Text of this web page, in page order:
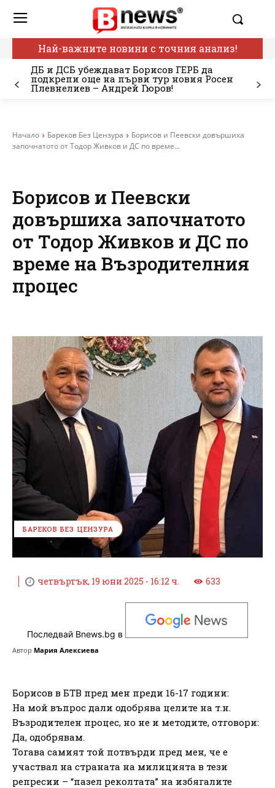
Най-важните новини с точния анализ!
ДБ и ДСБ убеждават Борисов ГЕРБ да
подкрепи още на първи тур новия Росен
Плевнелиев – Андрей Гюров!
Начало Бареков Без Цензура
Борисов и Пеевски довършиха
започнатото от Тодор Живков и ДС по време...
Борисов и Пеевски
довършиха започнатото
от Тодор Живков и ДС по
време на Възродителния
процес
БАРЕКОВ БЕЗ ЦЕНЗУРА
четвъртък, 19 юни 2025 - 16:12 ч. 633
Последвай Bnews.bg в
Автор Мария Алексиева
Борисов в БТВ пред мен преди 16-17 години:
На мой въпрос дали одобрява целите на т.н.
Възродителен процес, но не и методите, отговори:
Да, одобрявам.
Тогава самият той потвърди пред мен, че е
участвал на страната на милицията в тези
репресии – “пазел реколтата” на избягалите